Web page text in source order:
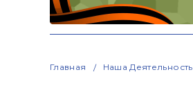
Главная Наша Деятельность